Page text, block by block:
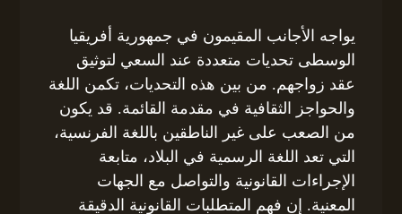
يواجه الأجانب المقيمون في جمهورية أفريقيا
الوسطى تحديات متعددة عند السعي لتوثيق
عقد زواجهم. من بين هذه التحديات، تكمن اللغة
والحواجز الثقافية في مقدمة القائمة. قد يكون
من الصعب على غير الناطقين باللغة الفرنسية،
التي تعد اللغة الرسمية في البلاد، متابعة
الإجراءات القانونية والتواصل مع الجهات
المعنية. إن فهم المتطلبات القانونية الدقيقة